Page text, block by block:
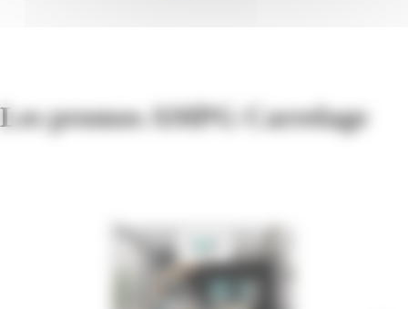
Les promos AMPG Carrelage